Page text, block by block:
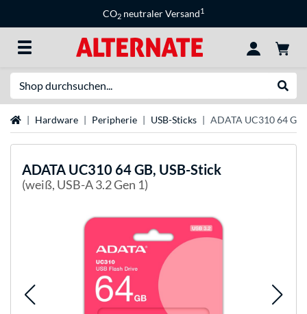
CO2 neutraler Versand1
StartseiteHardware Peripherie USB-Sticks ADATA UC310 64 GB,
ADATA UC310 64 GB, USB-Stick
(weiß, USB-A 3.2 Gen 1)